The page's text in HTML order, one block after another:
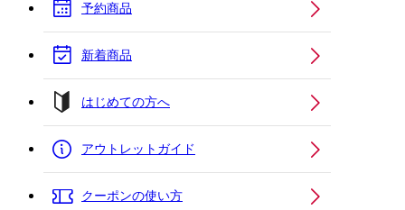
予約商品
新着商品
はじめての方へ
アウトレットガイド
クーポンの使い方